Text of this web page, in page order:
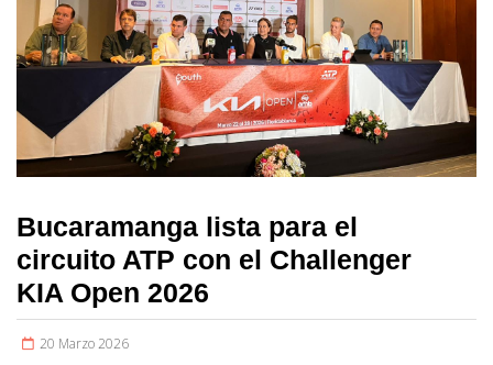
Bucaramanga lista para el
circuito ATP con el Challenger
KIA Open 2026
20 Marzo 2026